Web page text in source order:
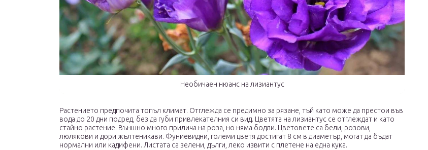
Необичаен нюанс на лизиантус
Растението предпочита топъл климат. Отглежда се предимно за рязане, тъй като може да престои във
вода до 20 дни подред, без да губи привлекателния си вид. Цветята на лизиантус се отглеждат и като
стайно растение. Външно много прилича на роза, но няма бодли. Цветовете са бели, розови,
люлякови и дори жълтеникави. Фуниевидни, големи цветя достигат 8 см в диаметър, могат да бъдат
нормални или кадифени. Листата са зелени, дълги, леко извити с плетене на една кука.